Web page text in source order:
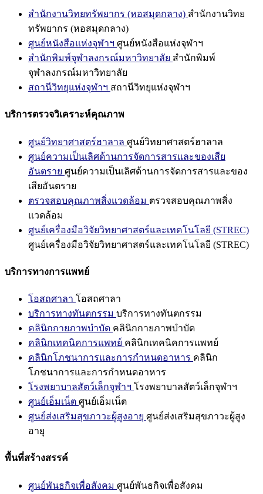
สำนักงานวิทยทรัพยากร (หอสมุดกลาง) สำนักงานวิทย
ทรัพยากร (หอสมุดกลาง)
ศูนย์หนังสือแห่งจุฬาฯ ศูนย์หนังสือแห่งจุฬาฯ
สำนักพิมพ์จุฬาลงกรณ์มหาวิทยาลัย สำนักพิมพ์
จุฬาลงกรณ์มหาวิทยาลัย
สถานีวิทยุแห่งจุฬาฯ สถานีวิทยุแห่งจุฬาฯ
บริการตรวจวิเคราะห์คุณภาพ
ศูนย์วิทยาศาสตร์ฮาลาล ศูนย์วิทยาศาสตร์ฮาลาล
ศูนย์ความเป็นเลิศด้านการจัดการสารและของเสีย
อันตราย ศูนย์ความเป็นเลิศด้านการจัดการสารและของ
เสียอันตราย
ตรวจสอบคุณภาพสิ่งแวดล้อม ตรวจสอบคุณภาพสิ่ง
แวดล้อม
ศูนย์เครื่องมือวิจัยวิทยาศาสตร์และเทคโนโลยี (STREC)
ศูนย์เครื่องมือวิจัยวิทยาศาสตร์และเทคโนโลยี (STREC)
บริการทางการแพทย์
โอสถศาลา โอสถศาลา
บริการทางทันตกรรม บริการทางทันตกรรม
คลินิกกายภาพบำบัด คลินิกกายภาพบำบัด
คลินิกเทคนิคการแพทย์ คลินิกเทคนิคการแพทย์
คลินิกโภชนาการและการกำหนดอาหาร คลินิก
โภชนาการและการกำหนดอาหาร
โรงพยาบาลสัตว์เล็กจุฬาฯ โรงพยาบาลสัตว์เล็กจุฬาฯ
ศูนย์เอ็มเน็ต ศูนย์เอ็มเน็ต
ศูนย์ส่งเสริมสุขภาวะผู้สูงอายุ ศูนย์ส่งเสริมสุขภาวะผู้สูง
อายุ
พื้นที่สร้างสรรค์
ศูนย์พันธกิจเพื่อสังคม ศูนย์พันธกิจเพื่อสังคม